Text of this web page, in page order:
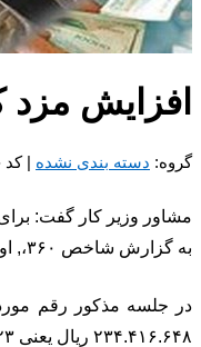
افزایش مزد
گروه: دسته بندی نشده | کد خبر: ۵۸۴۷۲ |
مشاور وزیر کار گفت: برای حدود ۷سال متوالی از سال ۹۷ به این طرف، همیشه حداقل دستمزد کمتر از تورم بوده، آیا
به گزارش شاخص ۳۶۰،, اوایل بهمن ماه ۱۴۰۳ بود که کمیته دستمزد میزان عدد و رقم سبد معیشت را با محاسبه تورم دی ماه ۱۴۰۳ حدود 23میلیون و ۴۹۰ هزار تومان تعیین کرد.
۲۳۴.۴۱۶.۶۴۸ ریال یعنی ۲۳ میلیون و ۴۴۱ هزار و ۶۴۸ تومان محاسبه شد.